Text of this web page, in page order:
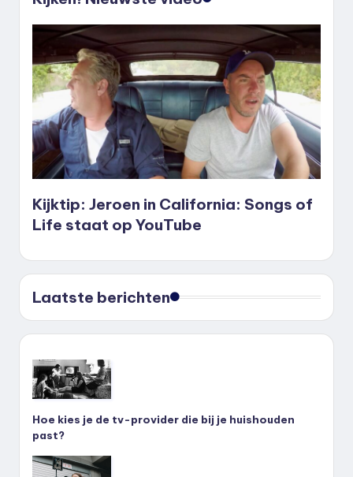
Kijktip: Jeroen in California: Songs of
Life staat op YouTube
Laatste berichten
Hoe kies je de tv-provider die bij je huishouden
past?